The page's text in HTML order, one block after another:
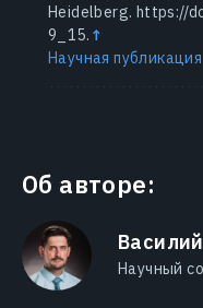
Heidelberg. https://
9_15. ↑
Научная публикация
Об авторе:
Научный